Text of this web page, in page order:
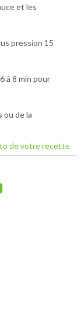
et les
pression 15
à 8 min pour
ou de la
de votre recette